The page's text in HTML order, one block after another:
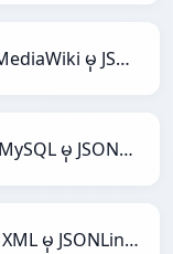
MediaWiki မှ JSONLines
MySQL မှ JSONLines
XML မှ JSONLines